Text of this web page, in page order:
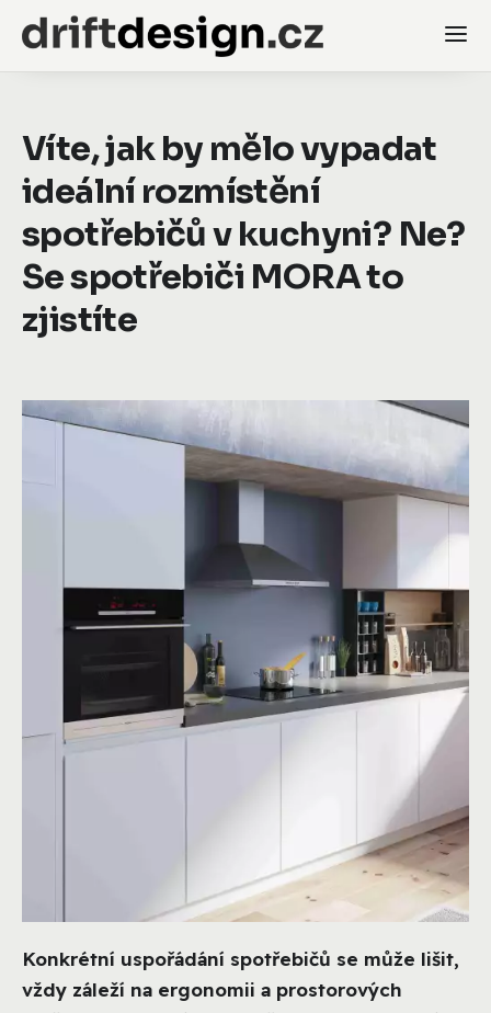
Víte, jak by mělo vypadat
ideální rozmístění
spotřebičů v kuchyni? Ne?
Se spotřebiči MORA to
zjistíte
Konkrétní uspořádání spotřebičů se může lišit,
vždy záleží na ergonomii a prostorových